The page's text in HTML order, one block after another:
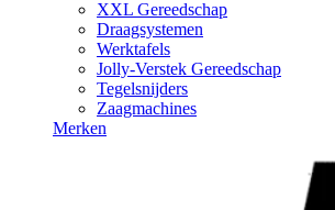
XXL Gereedschap
Draagsystemen
Werktafels
Jolly-Verstek Gereedschap
Tegelsnijders
Zaagmachines
Merken